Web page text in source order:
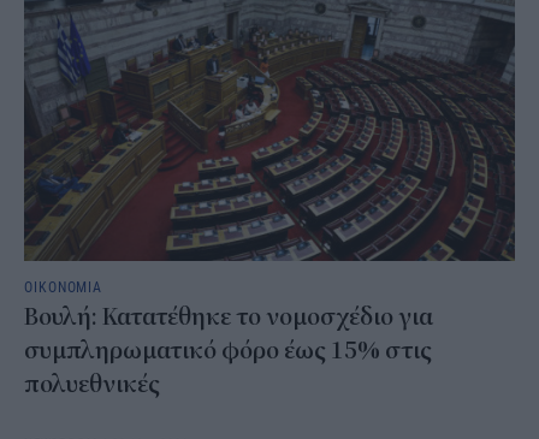
ΟΙΚΟΝΟΜΙΑ
Βουλή: Κατατέθηκε το νομοσχέδιο για
συμπληρωματικό φόρο έως 15% στις
πολυεθνικές